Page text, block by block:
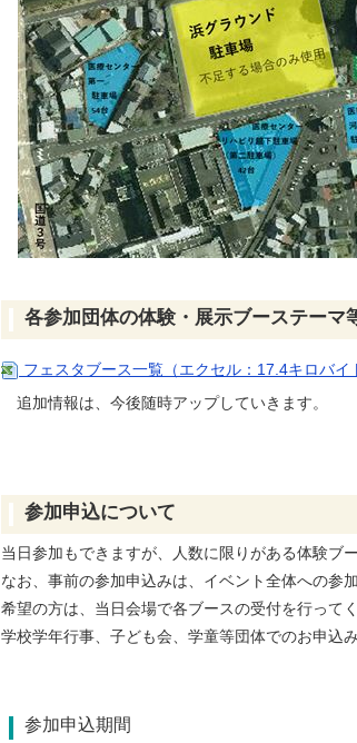
各参加団体の体験・展示ブーステーマ
フェスタブース一覧（エクセル：17.4キロバイ
追加情報は、今後随時アップしていきます。
参加申込について
当日参加もできますが、人数に限りがある体験ブ
なお、事前の参加申込みは、イベント全体への参
希望の方は、当日会場で各ブースの受付を行ってく
学校学年行事、子ども会、学童等団体でのお申込
参加申込期間